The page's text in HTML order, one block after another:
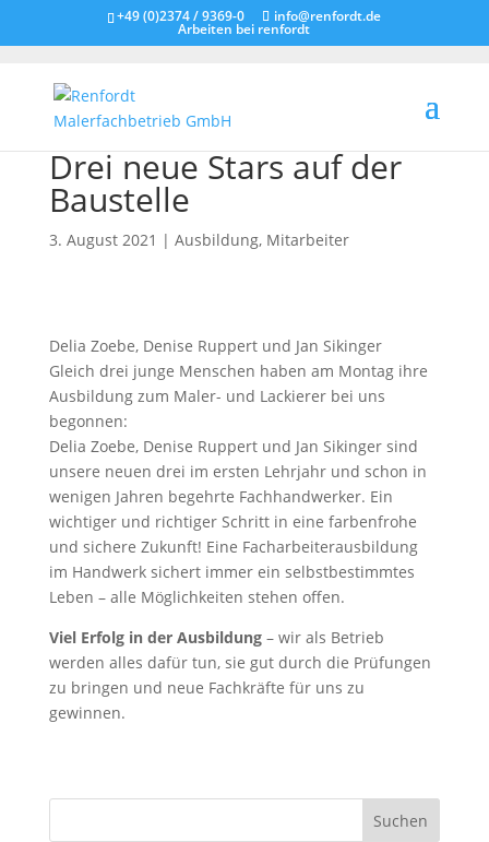
+49 (0)2374 / 9369-0 info@renfordt.de
Arbeiten bei renfordt
Drei neue Stars auf der
Baustelle
3. August 2021 | Ausbildung, Mitarbeiter
Delia Zoebe, Denise Ruppert und Jan Sikinger
Gleich drei junge Menschen haben am Montag ihre
Ausbildung zum Maler- und Lackierer bei uns
begonnen:
Delia Zoebe, Denise Ruppert und Jan Sikinger sind
unsere neuen drei im ersten Lehrjahr und schon in
wenigen Jahren begehrte Fachhandwerker. Ein
wichtiger und richtiger Schritt in eine farbenfrohe
und sichere Zukunft! Eine Facharbeiterausbildung
im Handwerk sichert immer ein selbstbestimmtes
Leben – alle Möglichkeiten stehen offen.
Viel Erfolg in der Ausbildung– wir als Betrieb
werden alles dafür tun, sie gut durch die Prüfungen
zu bringen und neue Fachkräfte für uns zu
gewinnen.